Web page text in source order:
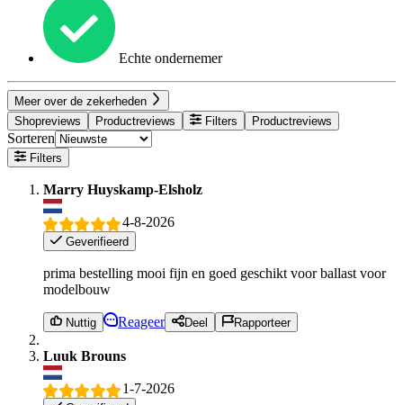
Echte ondernemer
Meer over de zekerheden
Shopreviews
Productreviews Filters Productreviews
Sorteren
Filters
Marry Huyskamp-Elsholz
4-8-2026
Geverifieerd
prima bestelling mooi fijn en goed geschikt voor ballast voor
modelbouw
Nuttig Reageer Deel Rapporteer
Luuk Brouns
1-7-2026